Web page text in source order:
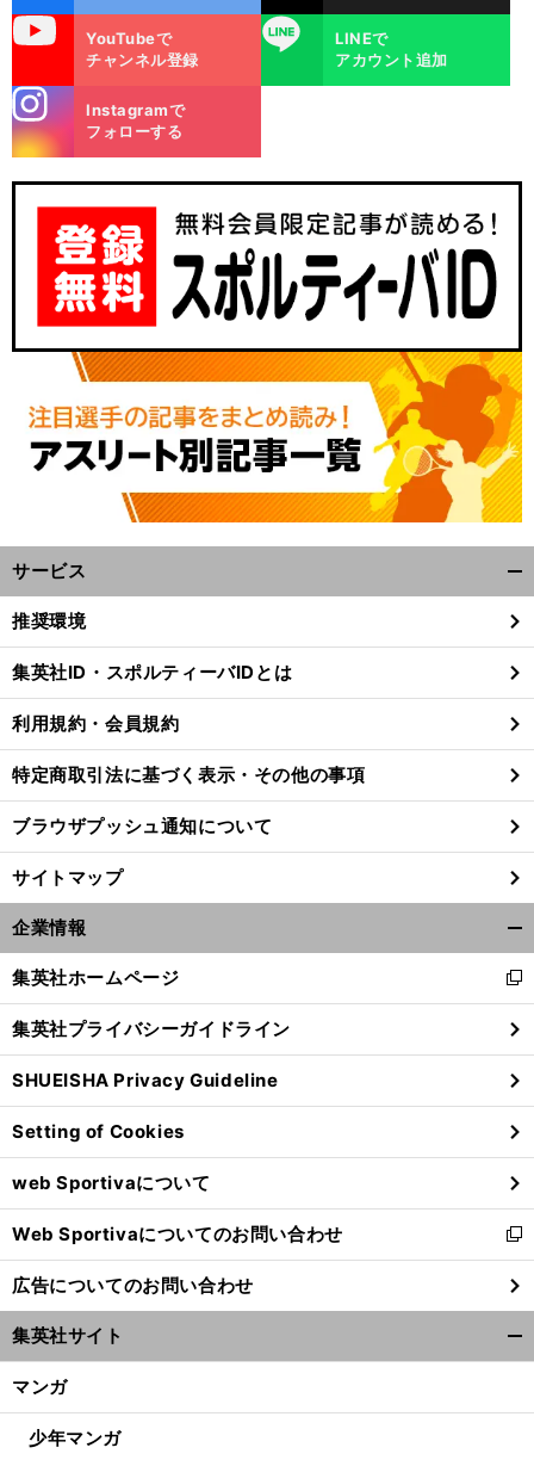
！
・
へ
YouTubeで
チャンネル登録
LINE
LINEで
アカウント追加
m
Instagramで
フォローする
サービス
閉
る
推奨環境
集英社ID・スポルティーバIDとは
利用規約・会員規約
特定商取引法に基づく表示・その他の事項
ブラウザプッシュ通知について
サイトマップ
企業情報
閉
る
集英社ホームページ
新
し
い
ウ
ィ
ン
ド
ウ
で
開
く
集英社プライバシーガイドライン
SHUEISHA Privacy Guideline
Setting of Cookies
web Sportivaについて
Web Sportivaについてのお問い合わせ
新
し
い
ウ
ィ
ン
ウ
広告についてのお問い合わせ
集英社サイト
マンガ
少年マンガ